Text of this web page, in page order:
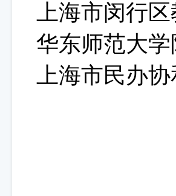
上海市闵行
华东师范大
上海市民办